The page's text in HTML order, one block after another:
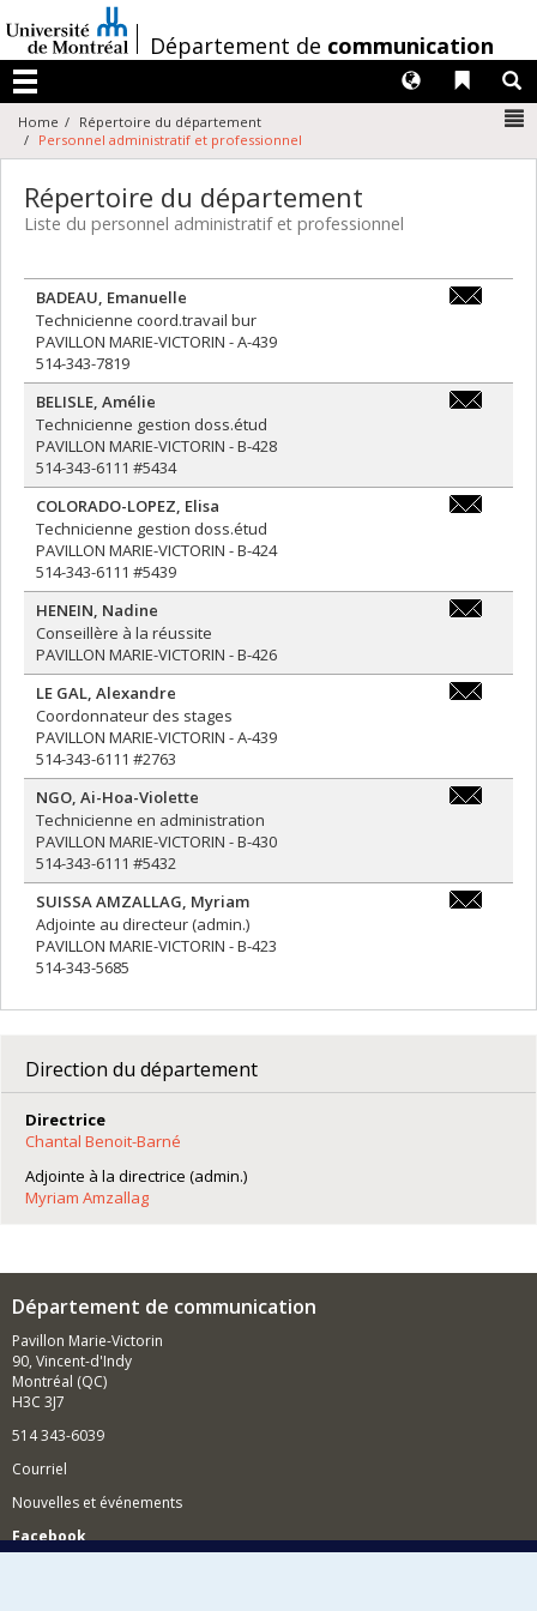
au
contenu
/Département de communication
Menu
Liens
Langues
Home
Répertoire du département
Personnel administratif et professionnel
Répertoire du département
Liste du personnel administratif et professionnel
BADEAU, Emanuelle
Technicienne coord.travail bur
PAVILLON MARIE-VICTORIN - A-439
514-343-7819
BELISLE, Amélie
Technicienne gestion doss.étud
PAVILLON MARIE-VICTORIN - B-428
514-343-6111 #5434
COLORADO-LOPEZ, Elisa
Technicienne gestion doss.étud
PAVILLON MARIE-VICTORIN - B-424
514-343-6111 #5439
HENEIN, Nadine
Conseillère à la réussite
PAVILLON MARIE-VICTORIN - B-426
LE GAL, Alexandre
Coordonnateur des stages
PAVILLON MARIE-VICTORIN - A-439
514-343-6111 #2763
NGO, Ai-Hoa-Violette
Technicienne en administration
PAVILLON MARIE-VICTORIN - B-430
514-343-6111 #5432
SUISSA AMZALLAG, Myriam
Adjointe au directeur (admin.)
PAVILLON MARIE-VICTORIN - B-423
514-343-5685
Direction du département
Directrice
Chantal Benoit-Barné
Adjointe à la directrice (admin.)
Myriam Amzallag
Département de communication
Pavillon Marie-Victorin
90, Vincent-d'Indy
Montréal (QC)
H3C 3J7
514 343-6039
Courriel
Nouvelles et événements
Facebook